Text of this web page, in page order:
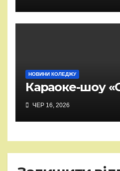
НОВИНИ КОЛЕДЖУ
Караоке-шоу
ЧЕР 16, 2026